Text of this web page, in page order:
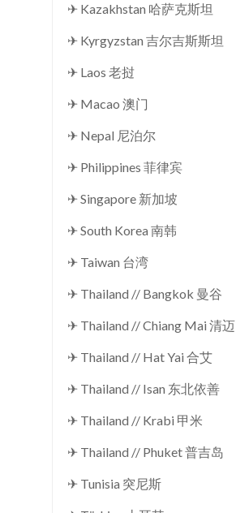
✈ Kazakhstan 哈萨克斯坦
✈ Kyrgyzstan 吉尔吉斯斯坦
✈ Laos 老挝
✈ Macao 澳门
✈ Nepal 尼泊尔
✈ Philippines 菲律宾
✈ Singapore 新加坡
✈ South Korea 南韩
✈ Taiwan 台湾
✈ Thailand // Bangkok 曼谷
✈ Thailand // Chiang Mai 清迈
✈ Thailand // Hat Yai 合艾
✈ Thailand // Isan 东北依善
✈ Thailand // Krabi 甲米
✈ Thailand // Phuket 普吉岛
✈ Tunisia 突尼斯